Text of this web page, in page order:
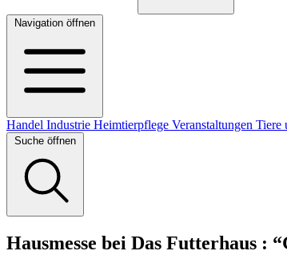
Navigation öffnen
Handel Industrie Heimtierpflege Veranstaltungen Tiere
Suche öffnen
Hausmesse bei Das Futterhaus :